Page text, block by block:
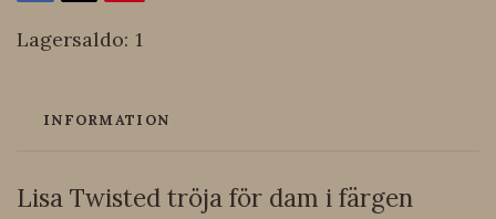
Lagersaldo: 1
INFORMATION
Lisa Twisted tröja för dam i färgen